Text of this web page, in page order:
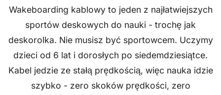
Wakeboarding kablowy to jeden z najłatwiejszych
sportów deskowych do nauki - trochę jak
deskorolka. Nie musisz być sportowcem. Uczymy
dzieci od 6 lat i dorosłych po siedemdziesiątce.
Kabel jedzie ze stałą prędkością, więc nauka idzie
szybko - zero skoków prędkości, zero